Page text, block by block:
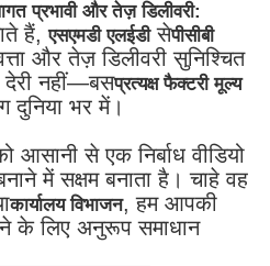
प्रभावी और तेज़ डिलीवरी:
हैं,एसएमडी एलईडीसेपीसीबी
और तेज़ डिलीवरी सुनिश्चित
देरी नहीं—बसप्रत्यक्ष फैक्टरी मूल्य
दुनिया भर में।
से एक निर्बाध वीडियो
में सक्षम बनाता है। चाहे वह
कार्यालय विभाजन, हम आपकी
के लिए अनुरूप समाधान